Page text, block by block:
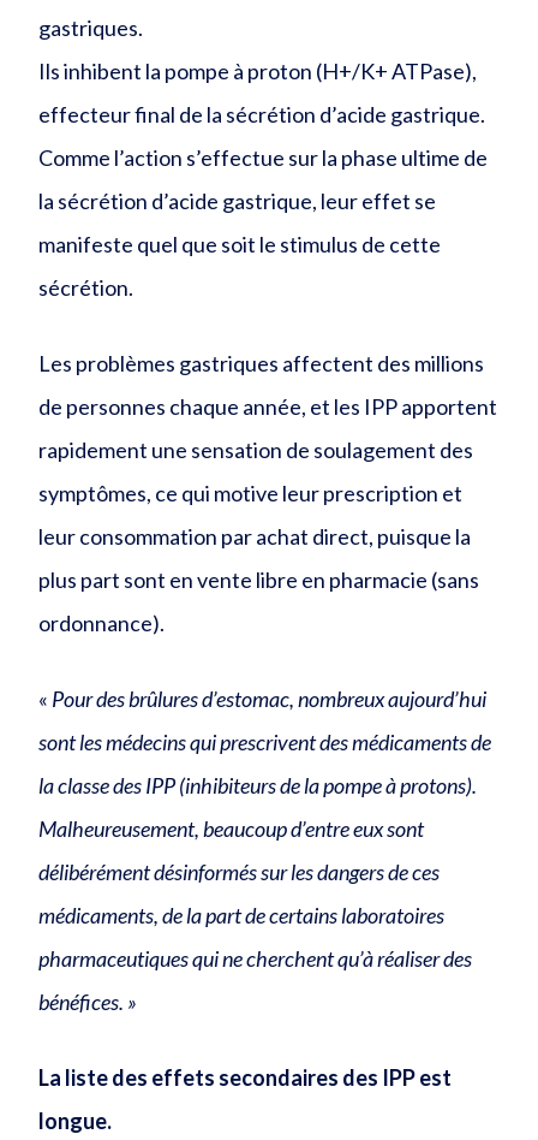
gastriques.
Ils inhibent la pompe à proton (H+/K+ ATPase),
effecteur final de la sécrétion d’acide gastrique.
Comme l’action s’effectue sur la phase ultime de
la sécrétion d’acide gastrique, leur effet se
manifeste quel que soit le stimulus de cette
sécrétion.
Les problèmes gastriques affectent des millions
de personnes chaque année, et les IPP apportent
rapidement une sensation de soulagement des
symptômes, ce qui motive leur prescription et
leur consommation par achat direct, puisque la
plus part sont en vente libre en pharmacie (sans
ordonnance).
« Pour des brûlures d’estomac, nombreux aujourd’hui
sont les médecins qui prescrivent des médicaments de
la classe des IPP (inhibiteurs de la pompe à protons).
Malheureusement, beaucoup d’entre eux sont
délibérément désinformés sur les dangers de ces
médicaments, de la part de certains laboratoires
pharmaceutiques qui ne cherchent qu’à réaliser des
bénéfices. »
La liste des effets secondaires des IPP est
longue.